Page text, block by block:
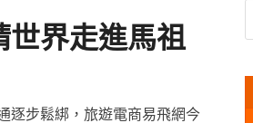
世界走進馬祖
逐步鬆綁，旅遊電商易飛網今